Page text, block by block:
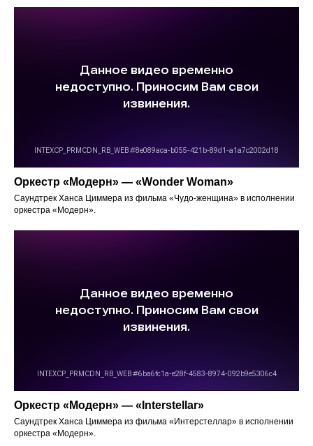
Оркестр «Модерн» — «Wonder Woman»
Саундтрек Ханса Циммера из фильма «Чудо-женщина» в исполнении
оркестра «Модерн».
Оркестр «Модерн» — «Interstellar»
Саундтрек Ханса Циммера из фильма «Интерстеллар» в исполнении
оркестра «Модерн».